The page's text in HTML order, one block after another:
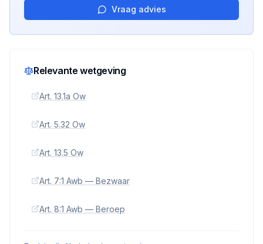
Vraag advies
Relevante wetgeving
Art. 13.1a Ow
Art. 5.32 Ow
Art. 13.5 Ow
Art. 7:1 Awb — Bezwaar
Art. 8:1 Awb — Beroep